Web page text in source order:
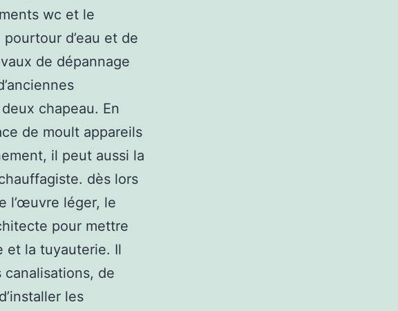
wc et le
d’eau et de
de dépannage
chapeau. En
de moult appareils
il peut aussi la
dès lors
l’œuvre léger, le
pour mettre
et la tuyauterie. Il
de
les